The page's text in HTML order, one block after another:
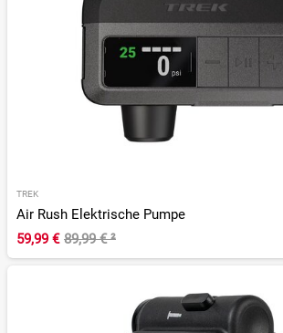
TREK
Air Rush Elektrische Pumpe
59,99 € 89,99 €²